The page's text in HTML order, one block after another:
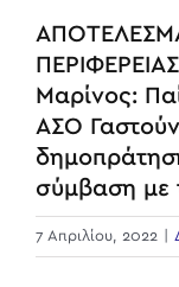
Μαρίνος:
ΑΣΟ
σύμβαση με
7 Απριλίου, 2022